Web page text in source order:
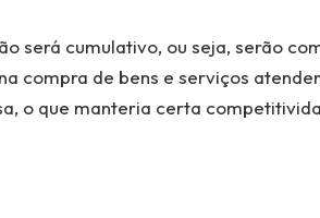
será cumulativo, ou seja, serão
compra de bens e serviços
o que manteria certa